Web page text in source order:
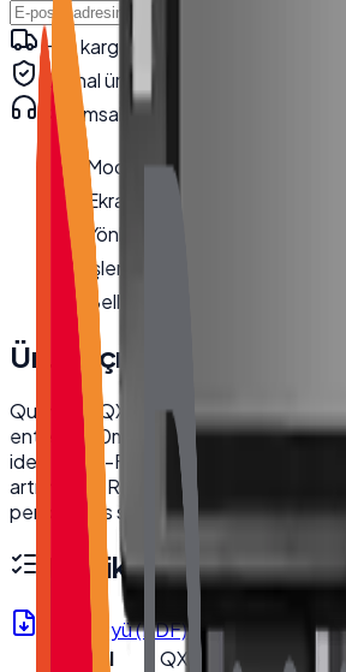
Hızlı kargo · kurumsal teslimat
Orijinal ürün · garanti
Kurumsal teknik destek
Model :QX-2150
Ekran Boyutu
Yönlendirme
İşlemci
Bellek
Ürün Açıklaması
Quanmax QX-2150, 21.5 inç dikey
entegre 80mm yazıcısı ile endüstriyel
idealdir. Wi-Fi ve 2D barkod okuyucu
artırır, 8GB RAM ve 256GB NVMe SSD
performans sunar.
Teknik Özellikler
Ürün Föyü (PDF)
Model
QX-2150